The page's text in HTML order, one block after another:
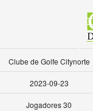
Clube de Golfe Citynorte
2023-09-23
Jogadores 30